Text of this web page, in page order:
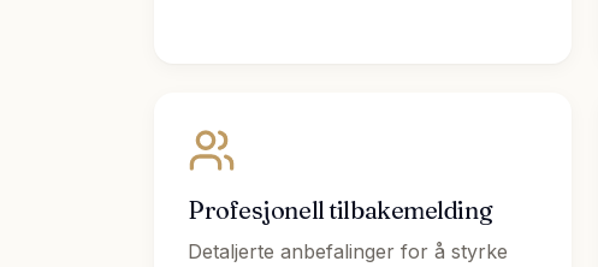
Profesjonell tilbakemelding
Detaljerte anbefalinger for å styrke